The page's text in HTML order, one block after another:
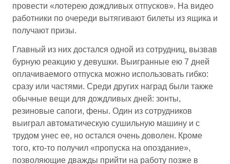
провести «лотерею дождливых отпусков». На видео
работники по очереди вытягивают билеты из ящика и
получают призы.
Главный из них достался одной из сотрудниц, вызвав
бурную реакцию у девушки. Выигранные ею 7 дней
оплачиваемого отпуска можно использовать гибко:
сразу или частями. Среди других наград были также
обычные вещи для дождливых дней: зонты,
резиновые сапоги, фены. Один из сотрудников
выиграл автоматическую сушильную машину и с
трудом унес ее, но остался очень доволен. Кроме
того, кто-то получил «пропуска на опоздание»,
позволяющие дважды прийти на работу позже в